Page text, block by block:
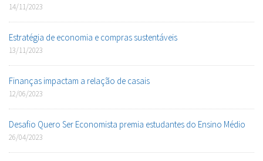
14/11/2023
Estratégia de economia e compras sustentáveis
13/11/2023
Finanças impactam a relação de casais
12/06/2023
Desafio Quero Ser Economista premia estudantes do Ensino Médio
26/04/2023